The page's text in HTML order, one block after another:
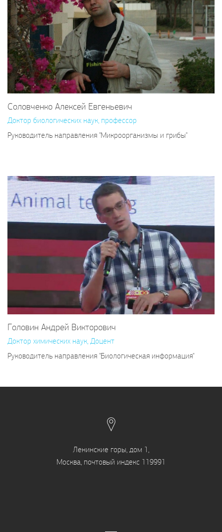
Соловченко Алексей Евгеньевич
Доктор биологических наук, профессор
Руководитель направления "Микроорганизмы и грибы"
Головин Андрей Викторович
Доктор химических наук, Доцент
Руководитель направления "Биологическая информация"
Ленинские горы, дом 1,
Москва, почтовый индекс 119991